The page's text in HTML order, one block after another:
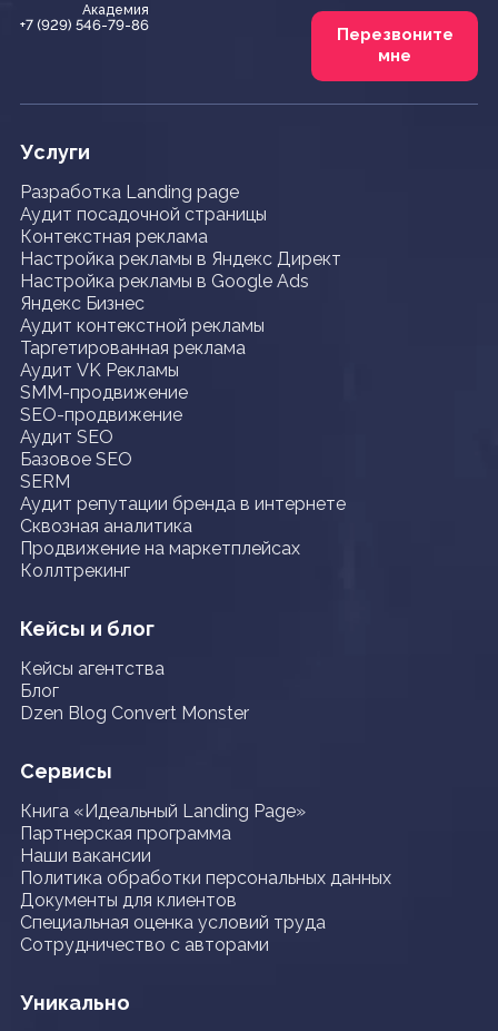
Академия
+7 (929) 546-79-86
Перезвоните
мне
Услуги
Разработка Landing page
Аудит посадочной страницы
Контекстная реклама
Настройка рекламы в Яндекс Директ
Настройка рекламы в Google Ads
Яндекс Бизнес
Аудит контекстной рекламы
Таргетированная реклама
Аудит VK Рекламы
SMM-продвижение
SEO-продвижение
Аудит SEO
Базовое SEO
SERM
Аудит репутации бренда в интернете
Сквозная аналитика
Продвижение на маркетплейсах
Коллтрекинг
Кейсы и блог
Кейсы агентства
Блог
Dzen Blog Convert Monster
Сервисы
Книга «Идеальный Landing Page»
Партнерская программа
Наши вакансии
Политика обработки персональных данных
Документы для клиентов
Специальная оценка условий труда
Сотрудничество с авторами
Уникально